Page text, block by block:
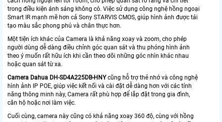
trong điều kiện ánh sáng không có. Việc sử dụng công nghệ hồng ngoại
Smart IR mạnh mẽ hơn cả Sony STARVIS CMOS, giúp hình ảnh được tái
tạo màu sắc phong phú và chân thực hơn.
Một tiện ích khác của Camera là khả năng xoay và zoom, cho phép
người dùng dễ dàng điều chỉnh góc quan sát và thu phóng hình ảnh
theo ý muốn rất hữu ích khi cần theo dõi những góc nhìn khác nhau
hoặc quan sát từ xa.
Camera Dahua DH-SD4A225DB-HNYcũng hỗ trợ thẻ nhớ và công nghệ
hình ảnh IP POE, giúp việc kết nối và cài đặt dễ dàng hơn với các tính
năng thông minh này, Camera rất phù hợp để lắp đặt trong gia đình,
căn hộ hoặc nơi làm việc.
Cuối cùng, camera này cũng có khả năng xoay 360 độ, cùng với hồng